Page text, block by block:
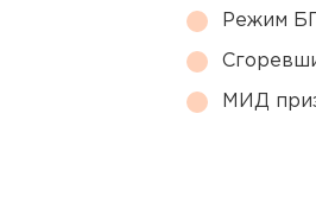
Режим
МИД